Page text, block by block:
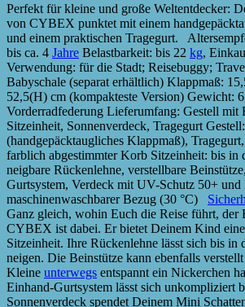
Perfekt für kleine und große Weltentdecker:
von CYBEX punktet mit einem
und einem praktischen Tragegurt.
bis ca. 4 Jahre Belastbarkeit: bis 22 kg,
Verwendung: für die Stadt; Reisebuggy;
Babyschale (separat erhältlich) Klappmaß:
52,5(H) cm (kompakteste Version) Gewicht:
Vorderradfederung Lieferumfang: Gestell mit
Sitzeinheit, Sonnenverdeck, Tragegurt
(handgepäcktaugliches Klappmaß),
farblich abgestimmter Korb Sitzeinheit: bis in
neigbare Rückenlehne, verstellbare
Gurtsystem, Verdeck mit UV-Schutz 50+ und
maschinenwaschbarer Bezug (30 °C)
Ganz gleich, wohin Euch die Reise führt,
CYBEX ist dabei. Er bietet Deinem Kind
Sitzeinheit. Ihre Rückenlehne lässt sich bis in
neigen. Die Beinstütze kann ebenfalls verstellt
Kleine unterwegs entspannt ein Nickerchen
Einhand-Gurtsystem lässt sich unkompliziert
Sonnenverdeck spendet Deinem Mini